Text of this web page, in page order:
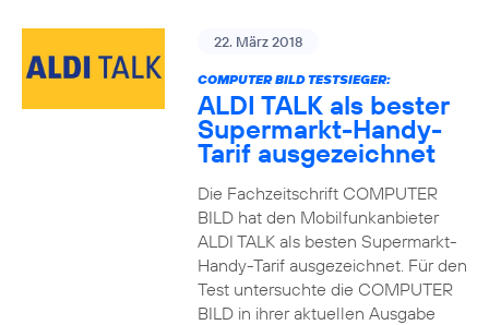
22. März 2018
COMPUTER BILD TESTSIEGER:
ALDI TALK als bester
Supermarkt-Handy-
Tarif ausgezeichnet
Die Fachzeitschrift COMPUTER
BILD hat den Mobilfunkanbieter
ALDI TALK als besten Supermarkt-
Handy-Tarif ausgezeichnet. Für den
Test untersuchte die COMPUTER
BILD in ihrer aktuellen Ausgabe